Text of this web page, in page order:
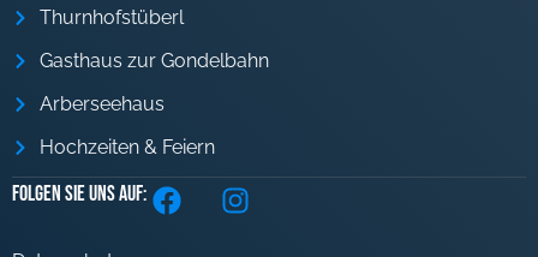
Thurnhofstüberl
Gasthaus zur Gondelbahn
Arberseehaus
Hochzeiten & Feiern
Folgen Sie uns auf: